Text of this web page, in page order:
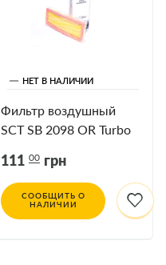
НЕТ В НАЛИЧИИ
Фильтр воздушный
SCT SB 2098 OR Turbo
111 00 грн
СООБЩИТЬ О
НАЛИЧИИ